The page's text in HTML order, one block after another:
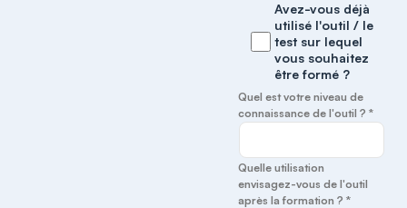
Avez-vous déjà
utilisé l'outil / le
test sur lequel
vous souhaitez
être formé ?
Quel est votre niveau de
connaissance de l'outil ? *
Quelle utilisation
envisagez-vous de l'outil
après la formation ? *